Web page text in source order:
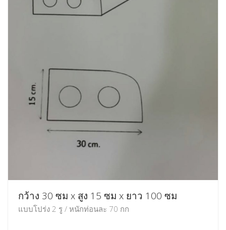
กว้าง 30 ซม x สูง 15 ซม x ยาว 100 ซม
แบบโปร่ง 2 รู / หนักท่อนละ 70 กก